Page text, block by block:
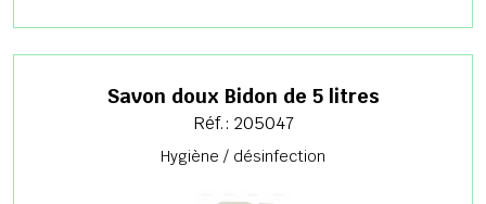
Savon doux Bidon de 5 litres
Réf.: 205047
Hygiène / désinfection